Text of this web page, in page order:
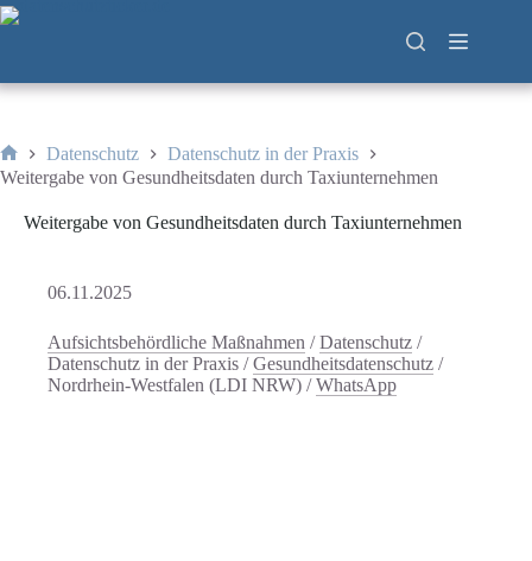
Zum
Inhalt
Start
Datenschutz
Datenschutz in der Praxis
Weitergabe von Gesundheitsdaten durch Taxiunternehmen
Weitergabe von Gesundheitsdaten durch Taxiunternehmen
06.11.2025
Aufsichtsbehördliche Maßnahmen /Datenschutz /
Datenschutz in der Praxis /Gesundheitsdatenschutz /
Nordrhein-Westfalen (LDI NRW) /WhatsApp